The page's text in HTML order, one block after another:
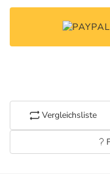
Vergleichsliste